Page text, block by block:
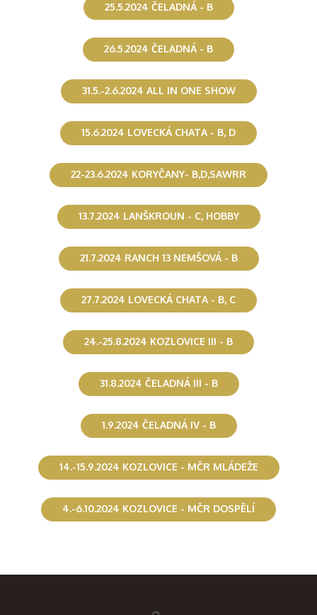
25.5.2024 ČELADNÁ - B
26.5.2024 ČELADNÁ - B
31.5.-2.6.2024 ALL IN ONE SHOW
15.6.2024 LOVECKÁ CHATA - B, D
22-23.6.2024 KORYČANY- B,D,SAWRR
13.7.2024 LANŠKROUN - C, HOBBY
21.7.2024 RANCH 13 NEMŠOVÁ - B
27.7.2024 LOVECKÁ CHATA - B, C
24.-25.8.2024 KOZLOVICE III - B
31.8.2024 ČELADNÁ III - B
1.9.2024 ČELADNÁ IV - B
14.-15.9.2024 KOZLOVICE - MČR MLÁDEŽE
4.-6.10.2024 KOZLOVICE - MČR DOSPĚLÍ